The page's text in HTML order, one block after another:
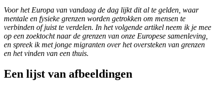
Voor het Europa van vandaag de dag lijkt dit al te gelden, waar
mentale en fysieke grenzen worden getrokken om mensen te
verbinden of juist te verdelen. In het volgende artikel neem ik je mee
op een zoektocht naar de grenzen van onze Europese samenleving,
en spreek ik met jonge migranten over het oversteken van grenzen
en het vinden van een thuis.
Een lijst van afbeeldingen